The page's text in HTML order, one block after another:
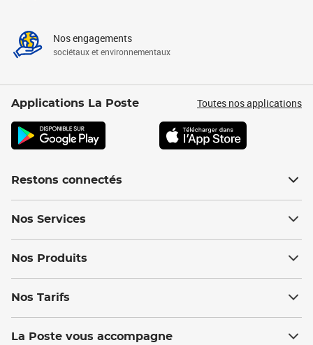
Nos engagements
sociétaux et environnementaux
Applications La Poste Toutes nos applications
Restons connectés
Nos Services
Nos Produits
Nos Tarifs
La Poste vous accompagne